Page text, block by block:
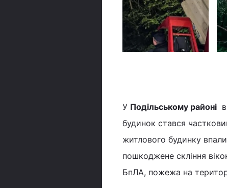
У Подільському районі
будинок стався
житлового будинку
пошкоджене скління
БпЛА, пожежа на